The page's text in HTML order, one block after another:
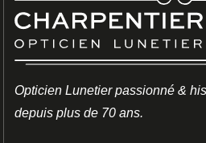
Opticien Lunetier passionné &
depuis plus de 70 ans.